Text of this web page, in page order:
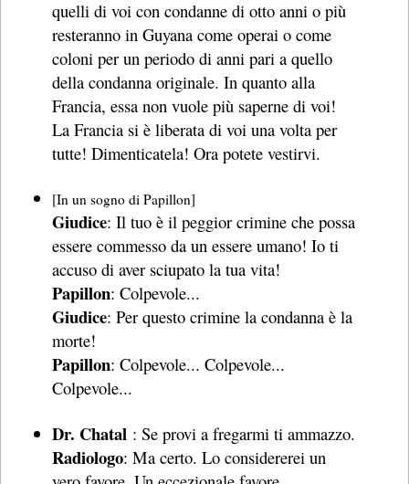
quelli di voi con condanne di otto anni o più
resteranno in Guyana come operai o come
coloni per un periodo di anni pari a quello
della condanna originale. In quanto alla
Francia, essa non vuole più saperne di voi!
La Francia si è liberata di voi una volta per
tutte! Dimenticatela! Ora potete vestirvi.
[In un sogno di Papillon]
Giudice: Il tuo è il peggior crimine che possa
essere commesso da un essere umano! Io ti
accuso di aver sciupato la tua vita!
Papillon: Colpevole...
Giudice: Per questo crimine la condanna è la
morte!
Papillon: Colpevole... Colpevole...
Colpevole...
Dr. Chatal : Se provi a fregarmi ti ammazzo.
Radiologo: Ma certo. Lo considererei un